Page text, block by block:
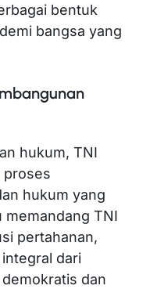
bentuk
bangsa yang
hukum, TNI
proses
hukum yang
memandang TNI
pertahanan,
dari
dan